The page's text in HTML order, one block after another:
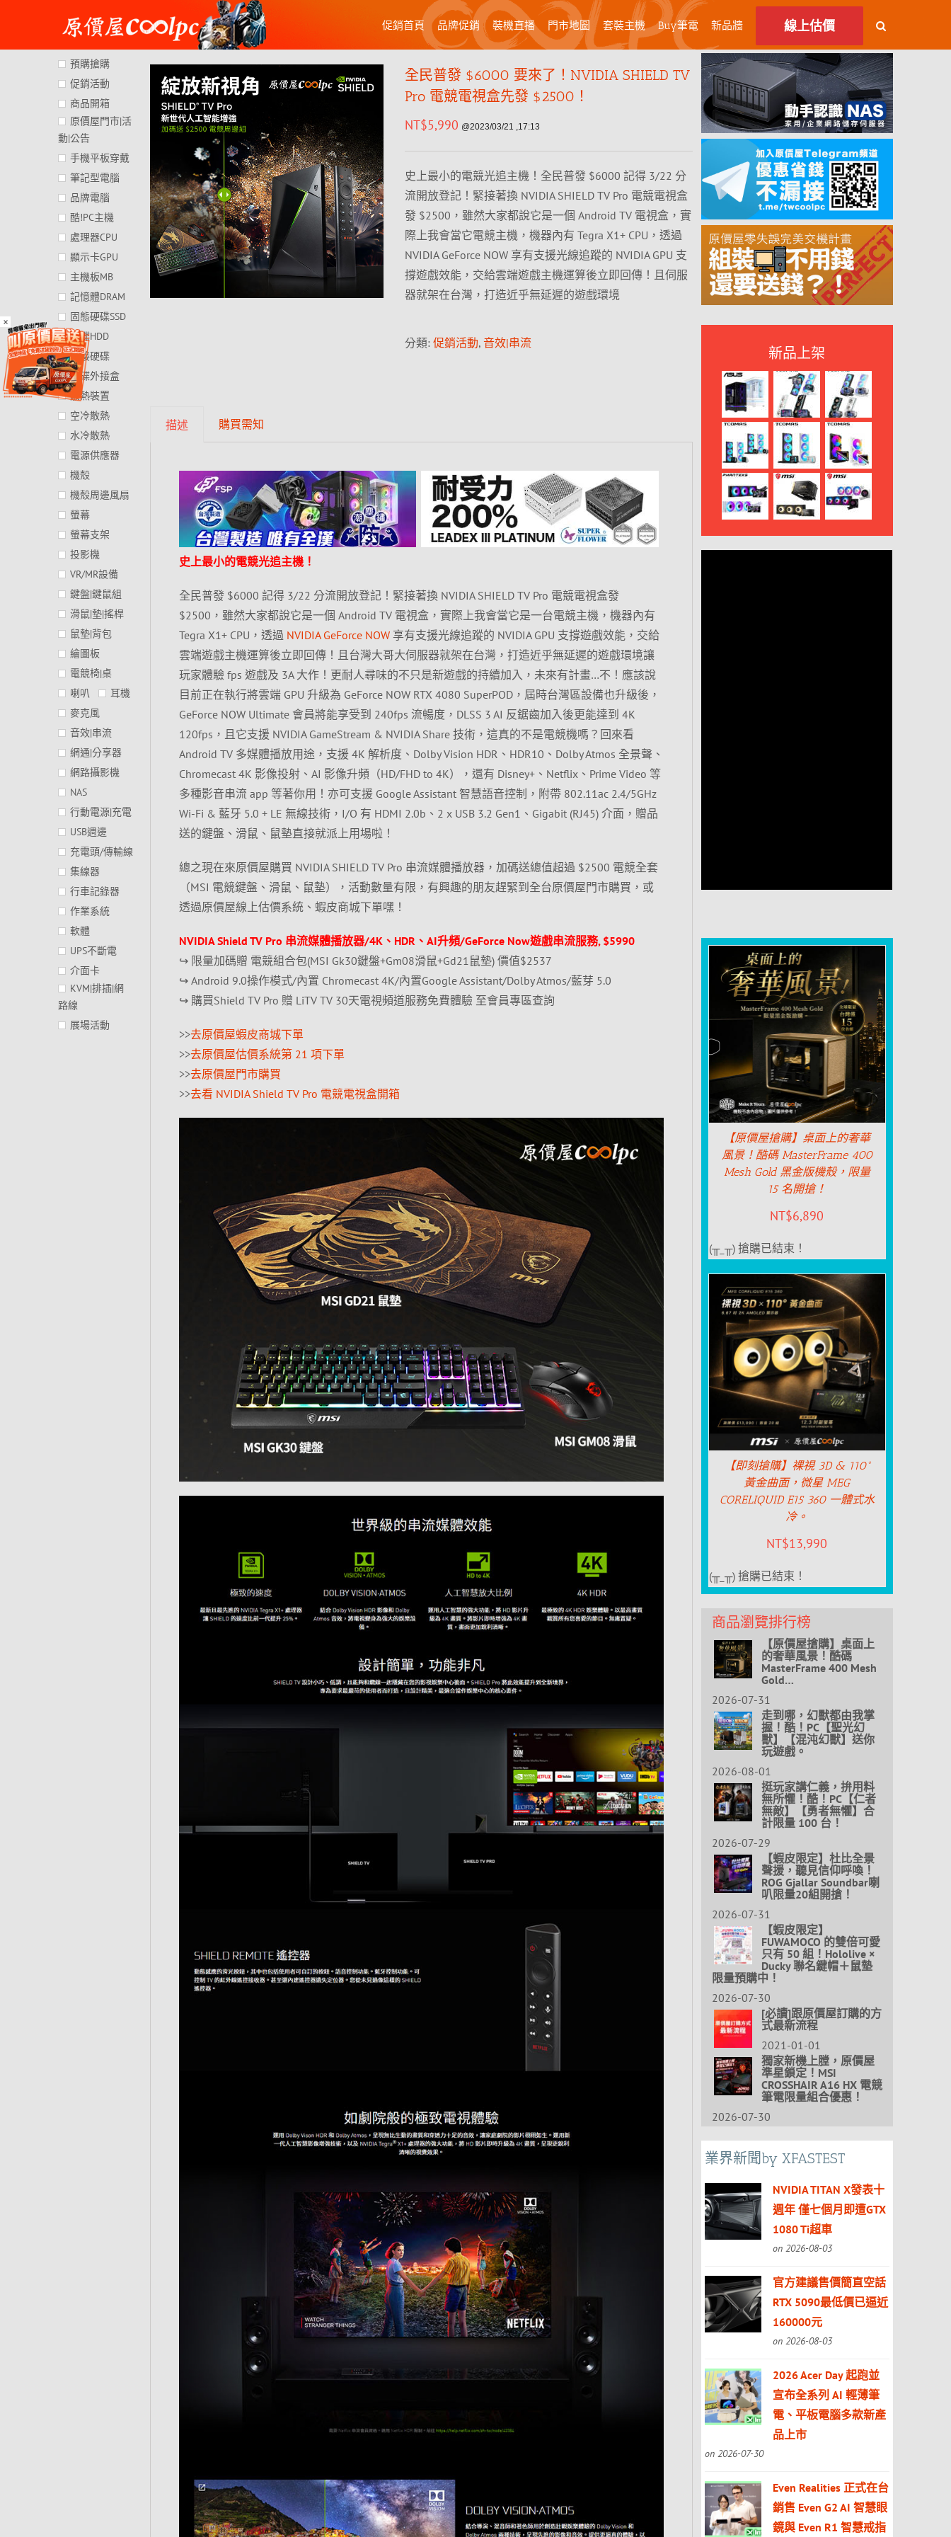
×
content
促銷首頁 品牌促銷 裝機直播 門市地圖 套裝主機 Buy筆電 新品牆 線上估價
全民普發 $6000 要來了！NVIDIA SHIELD TV
Pro 電競電視盒先發 $2500！
NT$5,990 @2023/03/21 ,17:13
史上最小的電競光追主機！全民普發 $6000 記得 3/22 分
流開放登記！緊接著換 NVIDIA SHIELD TV Pro 電競電視盒
發 $2500，雖然大家都說它是一個 Android TV 電視盒，實
際上我會當它電競主機，機器內有 Tegra X1+ CPU，透過
NVIDIA GeForce NOW 享有支援光線追蹤的 NVIDIA GPU 支
撐遊戲效能，交給雲端遊戲主機運算後立即回傳！且伺服
器就架在台灣，打造近乎無延遲的遊戲環境
分類: 促銷活動, 音效|串流
描述 購買需知
史上最小的電競光追主機！
全民普發 $6000 記得 3/22 分流開放登記！緊接著換 NVIDIA SHIELD TV Pro 電競電視盒發
$2500，雖然大家都說它是一個 Android TV 電視盒，實際上我會當它是一台電競主機，機器內有
Tegra X1+ CPU，透過 NVIDIA GeForce NOW享有支援光線追蹤的 NVIDIA GPU 支撐遊戲效能，交給
雲端遊戲主機運算後立即回傳！且台灣大哥大伺服器就架在台灣，打造近乎無延遲的遊戲環境讓
玩家體驗 fps 遊戲及 3A 大作！更耐人尋味的不只是新遊戲的持續加入，未來有計畫…不！應該說
目前正在執行將雲端 GPU 升級為 GeForce NOW RTX 4080 SuperPOD，屆時台灣區設備也升級後，
GeForce NOW Ultimate 會員將能享受到 240fps 流暢度，DLSS 3 AI 反鋸齒加入後更能達到 4K
120fps，且它支援 NVIDIA GameStream & NVIDIA Share 技術，這真的不是電競機嗎？回來看
Android TV 多媒體播放用途，支援 4K 解析度、Dolby Vision HDR、HDR10、Dolby Atmos 全景聲、
Chromecast 4K 影像投射、AI 影像升頻（HD/FHD to 4K），還有 Disney+、Netflix、Prime Video 等
多種影音串流 app 等著你用！亦可支援 Google Assistant 智慧語音控制，附帶 802.11ac 2.4/5GHz
Wi-Fi & 藍牙 5.0 + LE 無線技術，I/O 有 HDMI 2.0b、2 x USB 3.2 Gen1、Gigabit (RJ45) 介面，贈品
送的鍵盤、滑鼠、鼠墊直接就派上用場啦！
總之現在來原價屋購買 NVIDIA SHIELD TV Pro 串流媒體播放器，加碼送總值超過 $2500 電競全套
（MSI 電競鍵盤、滑鼠、鼠墊），活動數量有限，有興趣的朋友趕緊到全台原價屋門市購買，或
透過原價屋線上估價系統、蝦皮商城下單嘿！
NVIDIA Shield TV Pro 串流媒體播放器/4K、HDR、AI升頻/GeForce Now遊戲串流服務, $5990
↪ 限量加碼贈 電競組合包(MSI Gk30鍵盤+Gm08滑鼠+Gd21鼠墊) 價值$2537
↪ Android 9.0操作模式/內置 Chromecast 4K/內置Google Assistant/Dolby Atmos/藍芽 5.0
↪ 購買Shield TV Pro 贈 LiTV TV 30天電視頻道服務免費體驗 至會員專區查詢
>>去原價屋蝦皮商城下單
>>去原價屋估價系統第 21 項下單
>>去原價屋門市購買
>>去看 NVIDIA Shield TV Pro 電競電視盒開箱
預購搶購
促銷活動
商品開箱
原價屋門市|活
動|公告
手機平板穿戴
筆記型電腦
品牌電腦
酷!PC主機
處理器CPU
顯示卡GPU
主機板MB
記憶體DRAM
固態硬碟SSD
硬碟HDD
外接硬碟
硬碟外接盒
散熱裝置
空冷散熱
水冷散熱
電源供應器
機殼
機殼周邊風扇
螢幕
螢幕支架
投影機
VR/MR設備
鍵盤|鍵鼠組
滑鼠|墊|搖桿
鼠墊|背包
繪圖板
電競椅|桌
喇叭
耳機
麥克風
音效|串流
網通|分享器
網路攝影機
NAS
行動電源|充電
USB週邊
充電頭/傳輸線
集線器
行車記錄器
作業系統
軟體
UPS不斷電
介面卡
KVM|排插|網
路線
展場活動
新品上架
【原價屋搶購】桌面上的奢華
風景！酷碼 MasterFrame 400
Mesh Gold 黑金版機殼，限量
15 名開搶！
NT$6,890
(╥_╥) 搶購已結束！
【即刻搶購】裸視 3D & 110°
黃金曲面，微星 MEG
CORELIQUID E15 360 一體式水
冷。
NT$13,990
(╥_╥) 搶購已結束！
商品瀏覽排行榜
【原價屋搶購】桌面上
的奢華風景！酷碼
MasterFrame 400 Mesh
Gold…
2026-07-31
走到哪，幻獸都由我掌
握！酷！PC【聖光幻
獸】【混沌幻獸】送你
玩遊戲。
2026-08-01
挺玩家講仁義，拚用料
無所懼！酷！PC【仁者
無敵】【勇者無懼】合
計限量 100 台！
2026-07-29
【蝦皮限定】杜比全景
聲援，聽見信仰呼喚！
ROG Gjallar Soundbar喇
叭限量20組開搶！
2026-07-31
【蝦皮限定】
FUWAMOCO 的雙倍可愛
只有 50 組！Hololive ×
Ducky 聯名鍵帽＋鼠墊
限量預購中！
2026-07-30
[必讀]跟原價屋訂購的方
式最新流程
2021-01-01
獨家新機上膛，原價屋
準星鎖定！MSI
CROSSHAIR A16 HX 電競
筆電限量組合優惠！
2026-07-30
業界新聞by XFASTEST
NVIDIA TITAN X發表十
週年 僅七個月即遭GTX
1080 Ti超車
on 2026-08-03
官方建議售價簡直空話
RTX 5090最低價已逼近
160000元
on 2026-08-03
2026 Acer Day 起跑並
宣布全系列 AI 輕薄筆
電、平板電腦多款新產
品上市
on 2026-07-30
Even Realities 正式在台
銷售 Even G2 AI 智慧眼
鏡與 Even R1 智慧戒指